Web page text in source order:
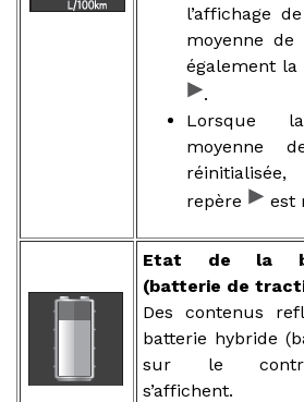
l’affichage
moyenne
également
.
Lorsque
moyenne
repère
est
Etat de la
(batterie de
Des contenus
batterie hybride
sur le
s’affichent.